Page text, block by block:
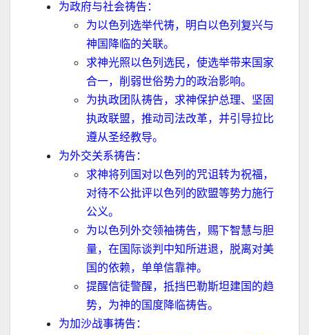
为政府与社会祷告：
为以色列选举代祷，明白以色列复兴与
神国降临的关联。
求神光照以色列选民，使选举带来国家
合一，削弱世俗势力的政治影响。
为执政团队祷告，求神保护总理、坚固
执政联盟，推动司法改革，并引导拉比
遵从圣经教导。
为外交关系祷告：
求神将列国对以色列的咒诅转为祝福，
对待不公批评以色列的欧盟等势力施行
公义。
为以色列外交领袖祷告，赐下智慧与胆
量，在国际谈判中知所进退，脱离对美
国的依赖，单单信靠神。
提醒信徒警醒，抵挡巴勒斯坦建国的趋
势，为神的国度降临祷告。
为加沙战事祷告：